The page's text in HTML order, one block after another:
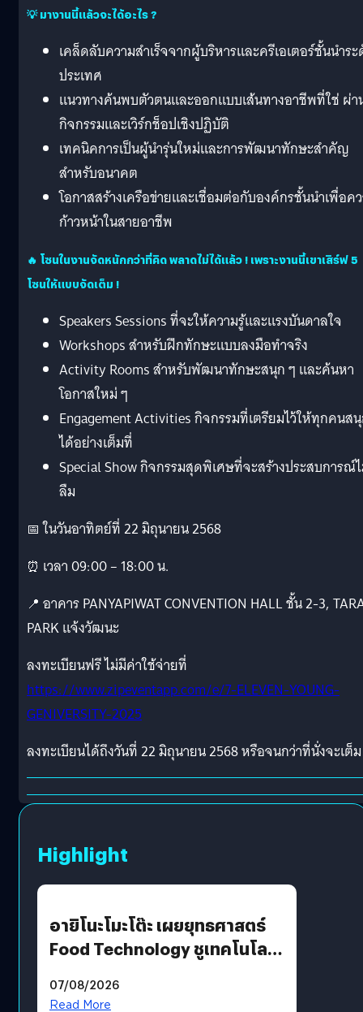
💡 มางานนี้แล้วจะได้อะไร ?
เคล็ดลับความสำเร็จจากผู้บริหารและครีเอเตอร์ชั้นนำร
ประเทศ
แนวทางค้นพบตัวตนและออกแบบเส้นทางอาชีพที่ใช่ ผ่า
กิจกรรมและเวิร์กช็อปเชิงปฏิบัติ
เทคนิคการเป็นผู้นำรุ่นใหม่และการพัฒนาทักษะสำคัญ
สำหรับอนาคต
โอกาสสร้างเครือข่ายและเชื่อมต่อกับองค์กรชั้นนำเพื่อค
ก้าวหน้าในสายอาชีพ
🔥 โซนในงานจัดหนักกว่าที่คิด พลาดไม่ได้แล้ว ! เพราะงานนี้เขาเสิร์ฟ 5
โซนให้แบบจัดเต็ม !
Speakers Sessions ที่จะให้ความรู้และแรงบันดาลใจ
Workshops สำหรับฝึกทักษะแบบลงมือทำจริง
Activity Rooms สำหรับพัฒนาทักษะสนุก ๆ และค้นหา
โอกาสใหม่ ๆ
Engagement Activities กิจกรรมที่เตรียมไว้ให้ทุกคนส
ได้อย่างเต็มที่
Special Show กิจกรรมสุดพิเศษที่จะสร้างประสบการณ์
ลืม
📅 ในวันอาทิตย์ที่ 22 มิถุนายน 2568
⏰ เวลา 09:00 – 18:00 น.
📍 อาคาร PANYAPIWAT CONVENTION HALL ชั้น 2-3,
PARK แจ้งวัฒนะ
ลงทะเบียนฟรี ไม่มีค่าใช้จ่ายที่
https://www.zipeventapp.com/e/7-ELEVEN-YOUNG-
GENIVERSITY-2025
ลงทะเบียนได้ถึงวันที่ 22 มิถุนายน 2568 หรือจนกว่าที่นั่งจะเต็
Highlight
อายิโนะโมะโต๊ะ เผยยุทธศาสตร์
Food Technology ชูเทคโนโลยี
บริโภคและ B2B
07/08/2026
Read More